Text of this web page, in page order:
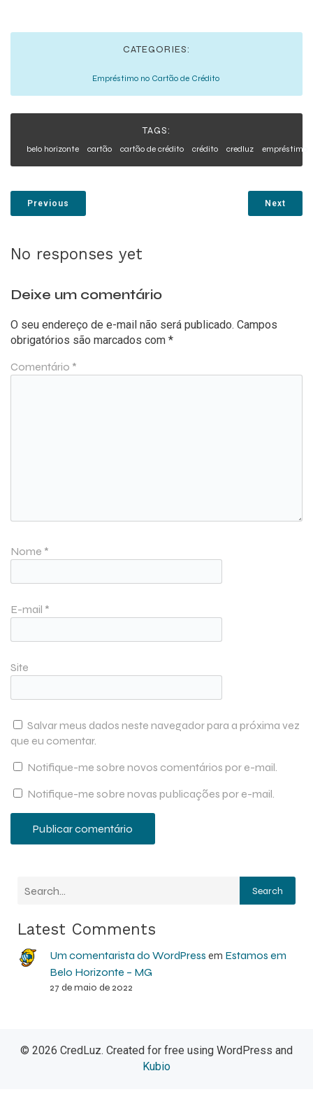
CATEGORIES:
Empréstimo no Cartão de Crédito
TAGS:
belo horizonte cartão cartão de crédito crédito credluz empréstimo
Previous Next
No responses yet
Deixe um comentário
O seu endereço de e-mail não será publicado. Campos
obrigatórios são marcados com *
Comentário *
Nome *
E-mail *
Site
Salvar meus dados neste navegador para a próxima vez
que eu comentar.
Notifique-me sobre novos comentários por e-mail.
Notifique-me sobre novas publicações por e-mail.
Search
Latest Comments
Um comentarista do WordPress em Estamos em
Belo Horizonte – MG
27 de maio de 2022
© 2026 CredLuz. Created for free using WordPress and
Kubio